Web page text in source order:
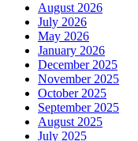
August 2026
July 2026
May 2026
January 2026
December 2025
November 2025
October 2025
September 2025
August 2025
July 2025